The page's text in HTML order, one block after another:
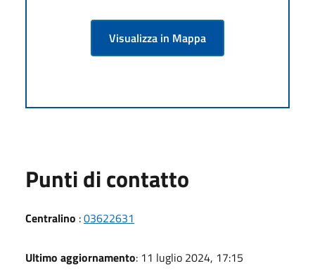
Visualizza in Mappa
Punti di contatto
Centralino :03622631
Ultimo aggiornamento: 11 luglio 2024, 17:15